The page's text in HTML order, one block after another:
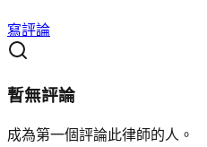
寫評論
暫無評論
成為第一個評論此律師的人。